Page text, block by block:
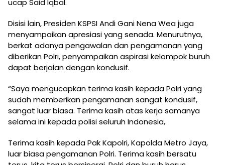
ucap Said Iqbal.
Disisi lain, Presiden KSPSI Andi Gani Nena Wea juga
menyampaikan apresiasi yang senada. Menurutnya,
berkat adanya pengawalan dan pengamanan yang
diberikan Polri, penyampaikan aspirasi kelompok buruh
dapat berjalan dengan kondusif.
“Saya mengucapkan terima kasih kepada Polri yang
sudah memberikan pengamanan sangat kondusif,
sangat luar biasa. Terima kasih atas kerja samanya
selama ini kepada polisi seluruh Indonesia,
Terima kasih kepada Pak Kapolri, Kapolda Metro Jaya,
luar biasa pengamanan Polri. Terima kasih bersatu